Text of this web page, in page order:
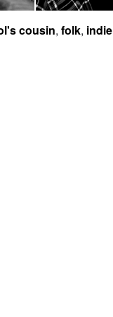
cousin, folk, indie